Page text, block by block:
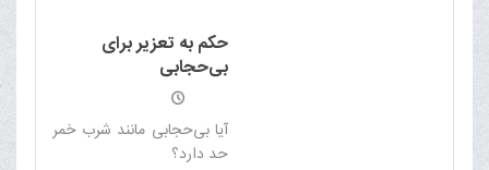
نیست؛ دشمن از این طریق
می خواهد به اصل نظام
ضربه بزند؛ امیدواریم
مسؤولان این موضوع را
حکم به تعزیر برای
بی‌حجابی
آیا بی‌حجابی مانند شرب خمر
حد دارد؟